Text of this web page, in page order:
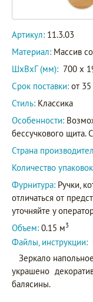
Артикул: 11.3.03
Материал: Массив
ШxВxГ (мм): 700 x
Срок поставки: от
Стиль: Классика
Особенности:
бессучкового щита.
Страна
Количество
Фурнитура: Ручки,
отличаться от
уточняйте у
Объем: 0.15 м3
Файлы, инструкции:
Зеркало
украшено
балясины.